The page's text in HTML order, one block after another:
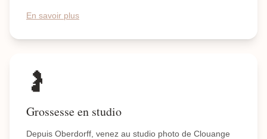
En savoir plus
🤰
Grossesse en studio
Depuis Oberdorff, venez au studio photo de Clouange